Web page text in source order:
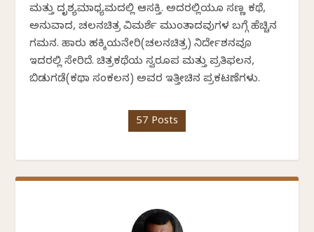
ಮತ್ತು ದೃಶ್ಯಮಾಧ್ಯಮದಲ್ಲಿ ಆಸಕ್ತಿ. ಅದರಲ್ಲಿಯೂ ಸಣ್ಣ ಕಥೆ,
ಅನುವಾದ, ಚಲನಚಿತ್ರ ವಿಮರ್ಶೆ ಮುಂತಾದವುಗಳ ಬಗ್ಗೆ ಹೆಚ್ಚಿನ
ಗಮನ. ಹಾರು ಹಕ್ಕಿಯನೇರಿ(ಚಲನಚಿತ್ರ) ನಿರ್ದೇಶನವೂ
ಇದರಲ್ಲಿ ಸೇರಿದೆ. ಚಿತ್ರಕಥೆಯ ಸ್ವರೂಪ ಮತ್ತು ಪ್ರತಿಫಲನ,
ಬಿಡುಗಡೆ(ಕಥಾ ಸಂಕಲನ) ಅವರ ಇತ್ತೀಚಿನ ಪ್ರಕಟಣೆಗಳು.
57 Posts